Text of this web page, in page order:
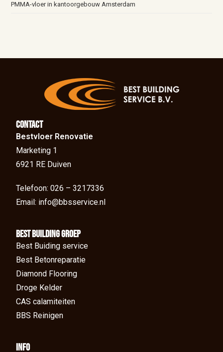
PMMA-vloer in kantoorgebouw Amsterdam
Contact
Bestvloer Renovatie
Marketing 1
6921 RE Duiven
Telefoon: 026 – 3217336
Email: info@bbsservice.nl
BEst Building groep
Best Buiding service
Best Betonreparatie
Diamond Flooring
Droge Kelder
CAS calamiteiten
BBS Reinigen
Info